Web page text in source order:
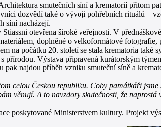
smutečních síní a krematorií přitom
dozvědí také o vývoji pohřebních rituálů –
síní nacházejí.
otevřena široké veřejnosti. V
doplněné o velkoformátové fotografie,
na počátku 20. století se stala krematoria také
Výstava připravená kurátorským
najdou příběh vzniku smuteční síně a
celou Českou republiku. Coby památkáři
věnují. A to navzdory skutečnosti, že
poskytované Ministerstvem kultury. Projekt